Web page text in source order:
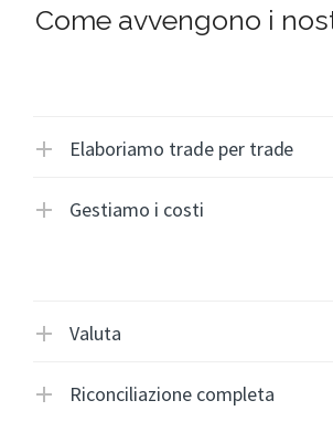
Come avvengono i
Elaboriamo trade per trade
Gestiamo i costi
Valuta
Riconciliazione completa